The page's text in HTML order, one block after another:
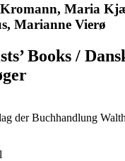
Maria
Marianne Vierø
Books /
der Buchhandlung